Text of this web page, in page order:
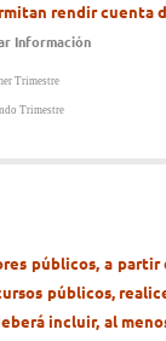
rendir cuenta
Información
Trimestre
Trimestre
públicos, a
públicos,
incluir, al